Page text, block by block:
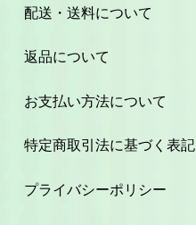
配送・送料について
返品について
お支払い方法について
特定商取引法に基づく表記
プライバシーポリシー